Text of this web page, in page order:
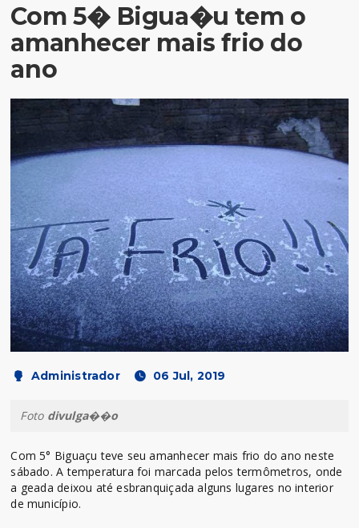
Com 5� Bigua�u tem o
amanhecer mais frio do
ano
Administrador 06 Jul, 2019
Foto divulga��o
Com 5° Biguaçu teve seu amanhecer mais frio do ano neste
sábado. A temperatura foi marcada pelos termômetros, onde
a geada deixou até esbranquiçada alguns lugares no interior
de município.